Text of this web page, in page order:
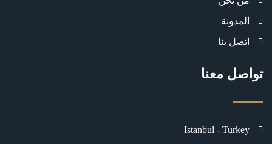
المدونة
اتصل بنا
تواصل معنا
Istanbul - Turkey